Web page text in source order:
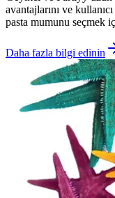
avantajlarını ve
pasta mumunu seçmek
Daha fazla bilgi edinin